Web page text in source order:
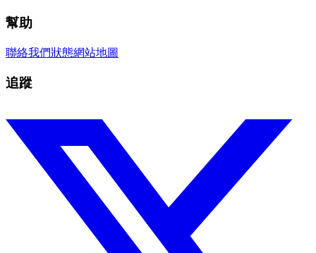
幫助
聯絡我們狀態網站地圖
追蹤